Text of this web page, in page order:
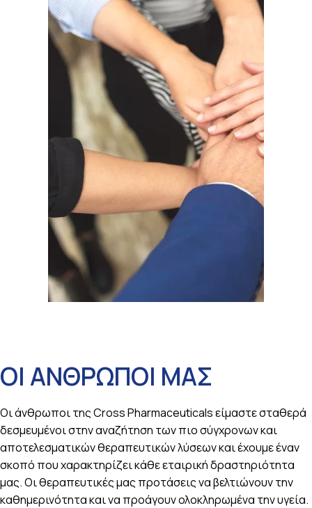
ΟΙ ΑΝΘΡΩΠΟΙ ΜΑΣ
Οι άνθρωποι της Cross Pharmaceuticals είμαστε σταθερά
δεσμευμένοι στην αναζήτηση των πιο σύγχρονων και
αποτελεσματικών θεραπευτικών λύσεων και έχουμε έναν
σκοπό που χαρακτηρίζει κάθε εταιρική δραστηριότητα
μας. Οι θεραπευτικές μας προτάσεις να βελτιώνουν την
καθημερινότητα και να προάγουν ολοκληρωμένα την υγεία.